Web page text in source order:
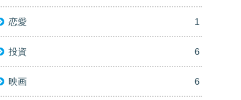
恋愛 1
投資 6
映画 6